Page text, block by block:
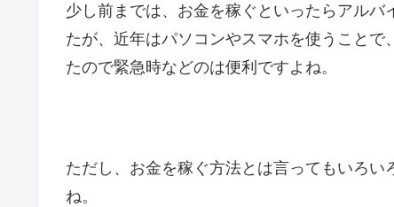
少し前までは、お金を稼ぐといったらアル
たが、近年はパソコンやスマホを使うこと
たので緊急時などのは便利ですよね。
ただし、お金を稼ぐ方法とは言ってもいろ
ね。